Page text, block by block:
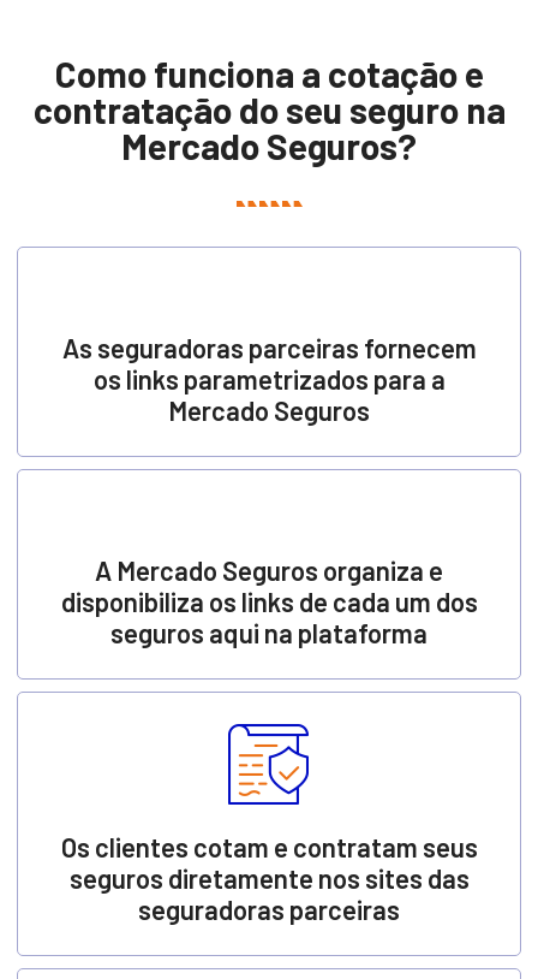
Como funciona a cotação e
contratação do seu seguro na
Mercado Seguros?
As seguradoras parceiras fornecem
os links parametrizados para a
Mercado Seguros
A Mercado Seguros organiza e
disponibiliza os links de cada um dos
seguros aqui na plataforma
Os clientes cotam e contratam seus
seguros diretamente nos sites das
seguradoras parceiras